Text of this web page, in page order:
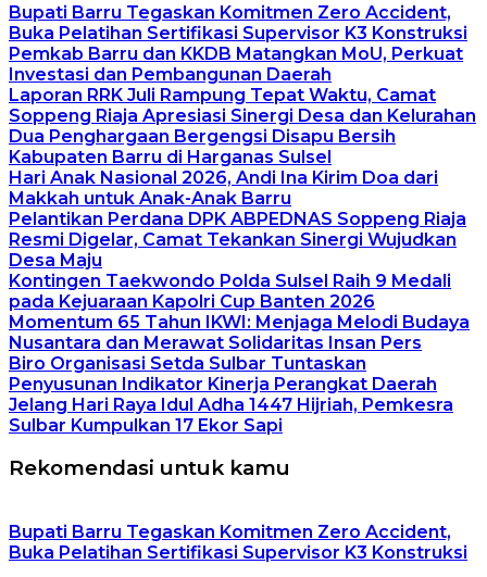
Bupati Barru Tegaskan Komitmen Zero Accident,
Buka Pelatihan Sertifikasi Supervisor K3 Konstruksi
Pemkab Barru dan KKDB Matangkan MoU, Perkuat
Investasi dan Pembangunan Daerah
Laporan RRK Juli Rampung Tepat Waktu, Camat
Soppeng Riaja Apresiasi Sinergi Desa dan Kelurahan
Dua Penghargaan Bergengsi Disapu Bersih
Kabupaten Barru di Harganas Sulsel
Hari Anak Nasional 2026, Andi Ina Kirim Doa dari
Makkah untuk Anak-Anak Barru
Pelantikan Perdana DPK ABPEDNAS Soppeng Riaja
Resmi Digelar, Camat Tekankan Sinergi Wujudkan
Desa Maju
Kontingen Taekwondo Polda Sulsel Raih 9 Medali
pada Kejuaraan Kapolri Cup Banten 2026
Momentum 65 Tahun IKWI: Menjaga Melodi Budaya
Nusantara dan Merawat Solidaritas Insan Pers
Biro Organisasi Setda Sulbar Tuntaskan
Penyusunan Indikator Kinerja Perangkat Daerah
Jelang Hari Raya Idul Adha 1447 Hijriah, Pemkesra
Sulbar Kumpulkan 17 Ekor Sapi
Rekomendasi untuk kamu
Bupati Barru Tegaskan Komitmen Zero Accident,
Buka Pelatihan Sertifikasi Supervisor K3 Konstruksi